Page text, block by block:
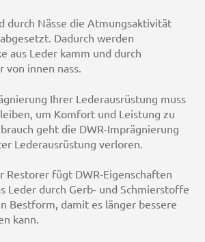
durch Nässe die Atmungsaktivität
Dadurch werden
aus Leder kamm und durch
von innen nass.
Ihrer Lederausrüstung muss
um Komfort und Leistung zu
geht die DWR-Imprägnierung
Lederausrüstung verloren.
Restorer fügt DWR-Eigenschaften
Leder durch Gerb- und Schmierstoffe
Bestform, damit es länger bessere
kann.